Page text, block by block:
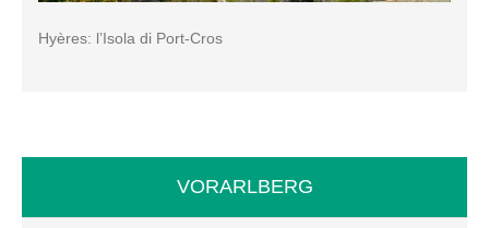
Hyères: l’Isola di Port-Cros
VORARLBERG